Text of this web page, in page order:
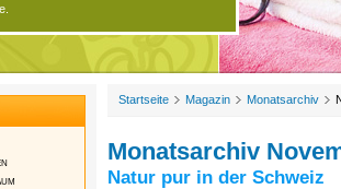
Startseite Magazin Monatsarchiv
Monatsarchiv
Natur pur in der Schweiz